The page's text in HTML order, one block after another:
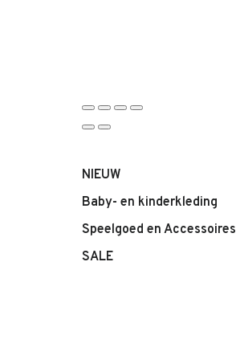
NIEUW
Baby- en kinderkleding
Speelgoed en Accessoires
SALE